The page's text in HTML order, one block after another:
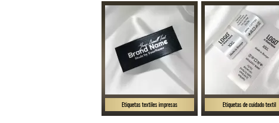
Etiquetas textiles impresas Etiquetas de cuidado textil